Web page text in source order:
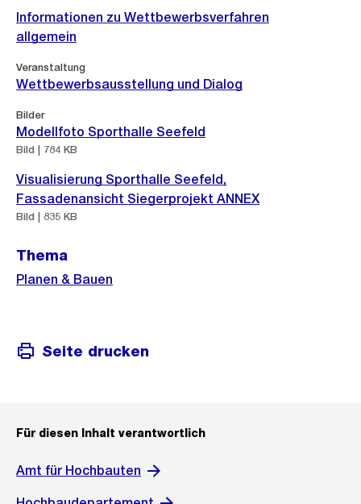
Informationen zu Wettbewerbsverfahren
allgemein
Veranstaltung
Wettbewerbsausstellung und Dialog
Bilder
Modellfoto Sporthalle Seefeld
Bild | 784 KB
Visualisierung Sporthalle Seefeld,
Fassadenansicht Siegerprojekt ANNEX
Bild | 835 KB
Thema
Planen & Bauen
Seite drucken
Für diesen Inhalt verantwortlich
Amt für Hochbauten